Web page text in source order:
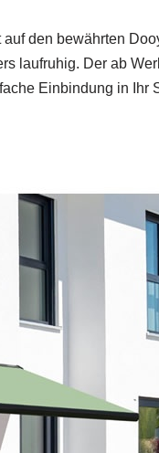
auf den bewährten
laufruhig. Der ab
Einbindung in Ihr